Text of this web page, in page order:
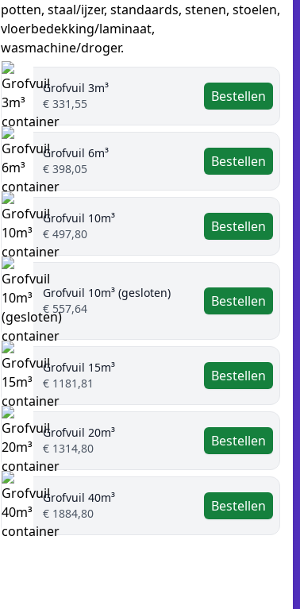
potten, staal/ijzer, standaards, stenen, stoelen,
vloerbedekking/laminaat,
wasmachine/droger.
Grofvuil 3m³
€ 331,55
Bestellen
Grofvuil 6m³
€ 398,05
Bestellen
Grofvuil 10m³
€ 497,80
Bestellen
Grofvuil 10m³ (gesloten)
€ 557,64
Bestellen
Grofvuil 15m³
€ 1181,81
Bestellen
Grofvuil 20m³
€ 1314,80
Bestellen
Grofvuil 40m³
€ 1884,80
Bestellen